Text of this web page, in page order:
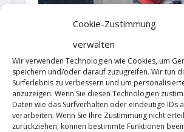
Cookie-Zustimmung
verwalten
Wir verwenden Technologien wie Cookies, um
speichern und/oder darauf zuzugreifen. Wir tun
Surferlebnis zu verbessern und um
anzuzeigen. Wenn Sie diesen Technologien
Daten wie das Surfverhalten oder eindeutige IDs
verarbeiten. Wenn Sie Ihre Zustimmung nicht
zurückziehen, können bestimmte Funktionen
Der 15-jährige Connor
klettert "The Nose" (X+/
20. November 2018